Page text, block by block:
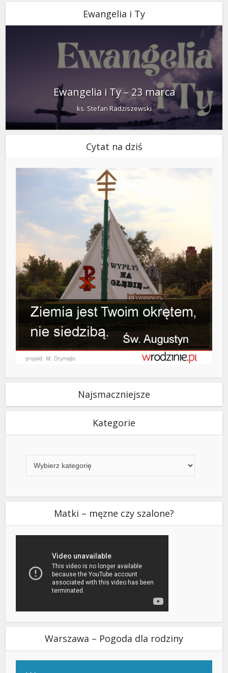
Ewangelia i Ty
Ewangelia i Ty – 23 marca
ks. Stefan Radziszewski
Cytat na dziś
Najsmaczniejsze
Kategorie
Matki – męzne czy szalone?
Warszawa – Pogoda dla rodziny